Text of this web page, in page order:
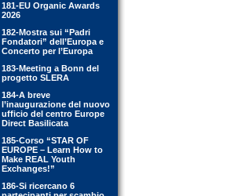
181-EU Organic Awards
2026
182-Mostra sui “Padri
Fondatori” dell’Europa e
Concerto per l’Europa
183-Meeting a Bonn del
progetto SLERA
184-A breve
l’inaugurazione del nuovo
ufficio del centro Europe
Direct Basilicata
185-Corso “STAR OF
EUROPE – Learn How to
Make REAL Youth
Exchanges!”
186-Si ricercano 6